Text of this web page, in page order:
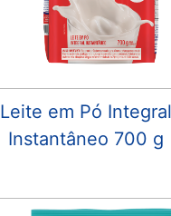
Leite em Pó Integral
Instantâneo 700 g